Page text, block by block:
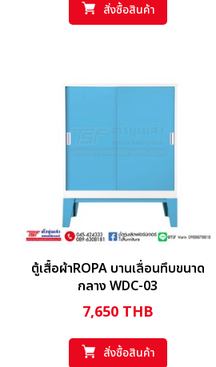
สั่งซื้อสินค้า
ตู้เสื้อผ้าROPA บานเลื่อนทึบขนาด
กลาง WDC-03
7,650 THB
สั่งซื้อสินค้า